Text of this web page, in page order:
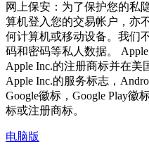
网上保安：为了保护您的私
算机登入您的交易帐户，亦
何计算机或移动设备。我们
码和密码等私人数据。 Apple
Apple Inc.的注册商标并在美
Apple Inc.的服务标志，
Google徽标，Google Play徽
标或注册商标。
电脑版